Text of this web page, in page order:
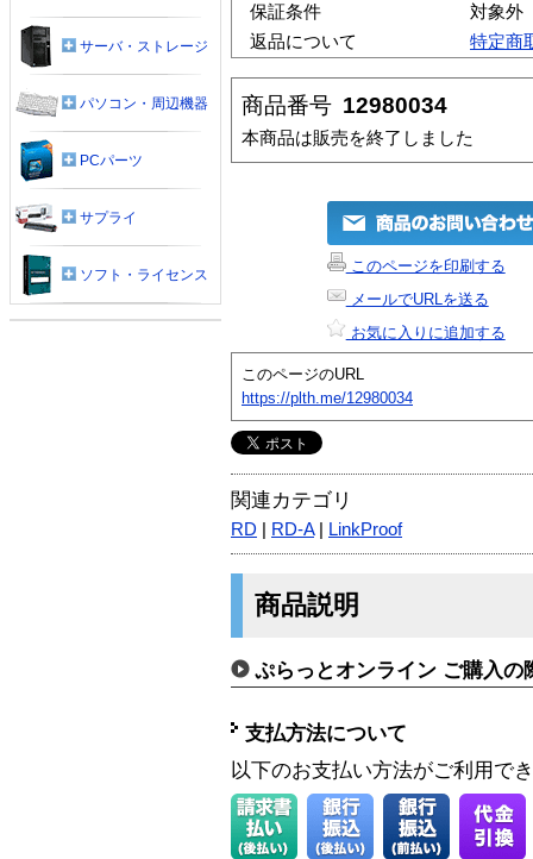
保証条件
対象外
返品について
特定商
商品番号 12980034
本商品は販売を終了しました
このページを印刷する
メールでURLを送る
お気に入りに追加する
このページのURL
https://plth.me/12980034
関連カテゴリ
RD RD-A| LinkProof
商品説明
ぷらっとオンライン ご購入の
支払方法について
以下のお支払い方法がご利用で
サーバ・ストレージ
パソコン・周辺機器
PCパーツ
サプライ
ソフト・ライセンス